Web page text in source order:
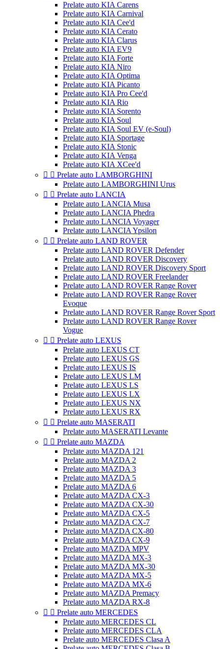
Prelate auto KIA Carens
Prelate auto KIA Carnival
Prelate auto KIA Cee'd
Prelate auto KIA Cerato
Prelate auto KIA Clarus
Prelate auto KIA EV9
Prelate auto KIA Forte
Prelate auto KIA Niro
Prelate auto KIA Optima
Prelate auto KIA Picanto
Prelate auto KIA Pro Cee'd
Prelate auto KIA Rio
Prelate auto KIA Sorento
Prelate auto KIA Soul
Prelate auto KIA Soul EV (e-Soul)
Prelate auto KIA Sportage
Prelate auto KIA Stonic
Prelate auto KIA Venga
Prelate auto KIA XCee'd
  Prelate auto LAMBORGHINI
Prelate auto LAMBORGHINI Urus
  Prelate auto LANCIA
Prelate auto LANCIA Musa
Prelate auto LANCIA Phedra
Prelate auto LANCIA Voyager
Prelate auto LANCIA Ypsilon
  Prelate auto LAND ROVER
Prelate auto LAND ROVER Defender
Prelate auto LAND ROVER Discovery
Prelate auto LAND ROVER Discovery Sport
Prelate auto LAND ROVER Freelander
Prelate auto LAND ROVER Range Rover
Prelate auto LAND ROVER Range Rover
Evoque
Prelate auto LAND ROVER Range Rover Sport
Prelate auto LAND ROVER Range Rover
Vogue
  Prelate auto LEXUS
Prelate auto LEXUS CT
Prelate auto LEXUS GS
Prelate auto LEXUS IS
Prelate auto LEXUS LM
Prelate auto LEXUS LS
Prelate auto LEXUS LX
Prelate auto LEXUS NX
Prelate auto LEXUS RX
  Prelate auto MASERATI
Prelate auto MASERATI Levante
  Prelate auto MAZDA
Prelate auto MAZDA 121
Prelate auto MAZDA 2
Prelate auto MAZDA 3
Prelate auto MAZDA 5
Prelate auto MAZDA 6
Prelate auto MAZDA CX-3
Prelate auto MAZDA CX-30
Prelate auto MAZDA CX-5
Prelate auto MAZDA CX-7
Prelate auto MAZDA CX-80
Prelate auto MAZDA CX-9
Prelate auto MAZDA MPV
Prelate auto MAZDA MX-3
Prelate auto MAZDA MX-30
Prelate auto MAZDA MX-5
Prelate auto MAZDA MX-6
Prelate auto MAZDA Premacy
Prelate auto MAZDA RX-8
  Prelate auto MERCEDES
Prelate auto MERCEDES CL
Prelate auto MERCEDES CLA
Prelate auto MERCEDES Clasa A